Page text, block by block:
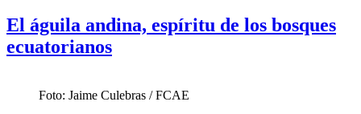
El águila andina, espíritu de los bosques
ecuatorianos
Foto: Jaime Culebras / FCAE